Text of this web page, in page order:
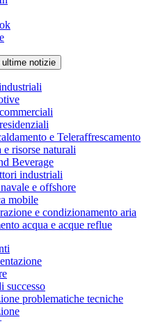
ultime notizie
e Teleraffrescamento
e risorse naturali
Beverage
industriali
e offshore
mobile
e condizionamento aria
acqua e acque reflue
successo
problematiche tecniche